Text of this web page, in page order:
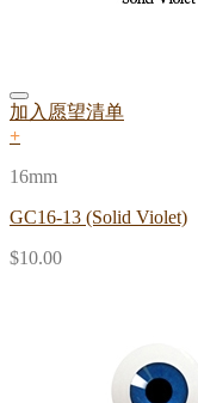
加入愿望清单
+
16mm
GC16-13 (Solid Violet)
$10.00